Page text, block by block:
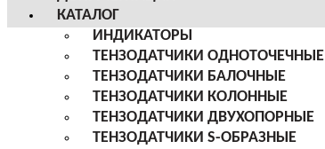
КАТАЛОГ
ИНДИКАТОРЫ
ТЕНЗОДАТЧИКИ ОДНОТОЧЕЧНЫЕ
ТЕНЗОДАТЧИКИ БАЛОЧНЫЕ
ТЕНЗОДАТЧИКИ КОЛОННЫЕ
ТЕНЗОДАТЧИКИ ДВУХОПОРНЫЕ
ТЕНЗОДАТЧИКИ S-ОБРАЗНЫЕ